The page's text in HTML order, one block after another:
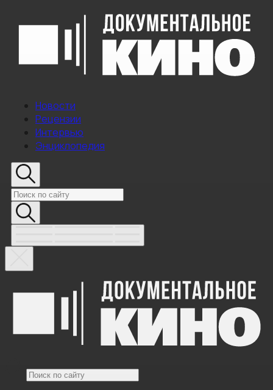
Новости
Рецензии
Интервью
Энциклопедия